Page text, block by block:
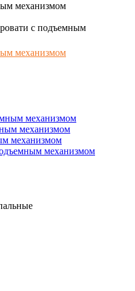
механизмом
с подъемным
механизмом
механизмом
механизмом
механизмом
механизмом